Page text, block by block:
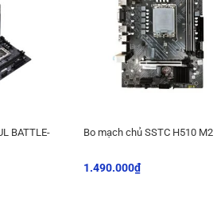
BATTLE-
Bo mạch chủ SSTC H510 M2
1.490.000₫